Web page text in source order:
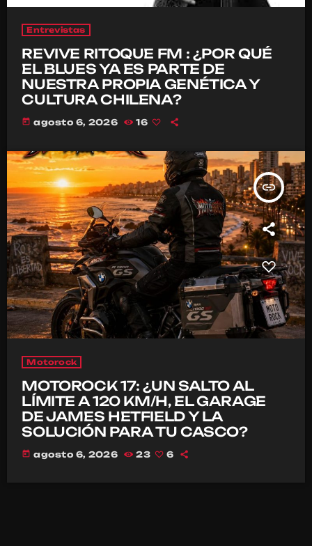
Entrevistas
REVIVE RITOQUE FM : ¿POR QUÉ
EL BLUES YA ES PARTE DE
NUESTRA PROPIA GENÉTICA Y
CULTURA CHILENA?
today agosto 6, 2026 16
insert_link
Motorock
MOTOROCK 17: ¿UN SALTO AL
LÍMITE A 120 KM/H, EL GARAGE
DE JAMES HETFIELD Y LA
SOLUCIÓN PARA TU CASCO?
today agosto 6, 2026 23 6